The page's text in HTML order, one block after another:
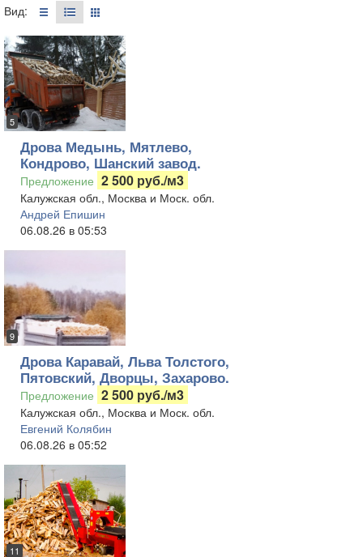
Вид:
5
Дрова Медынь, Мятлево,
Кондрово, Шанский завод.
Предложение 2 500 руб./м3
Калужская обл., Москва и Моск. обл.
Андрей Епишин
06.08.26 в 05:53
9
Дрова Каравай, Льва Толстого,
Пятовский, Дворцы, Захарово.
Предложение 2 500 руб./м3
Калужская обл., Москва и Моск. обл.
Евгений Колябин
06.08.26 в 05:52
11